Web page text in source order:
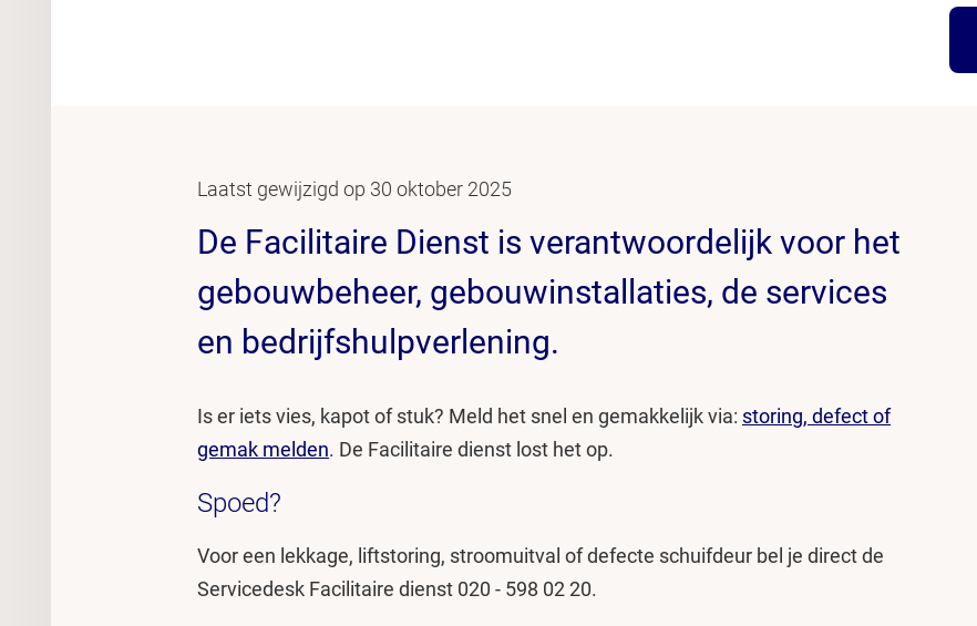
Laatst gewijzigd op 30 oktober 2025
De Facilitaire Dienst is verantwoordelijk voor het
gebouwbeheer, gebouwinstallaties, de services
en bedrijfshulpverlening.
Is er iets vies, kapot of stuk? Meld het snel en gemakkelijk via: storing, defect of
gemak melden. De Facilitaire dienst lost het op.
Spoed?
Voor een lekkage, liftstoring, stroomuitval of defecte schuifdeur bel je direct de
Servicedesk Facilitaire dienst 020 - 598 02 20.